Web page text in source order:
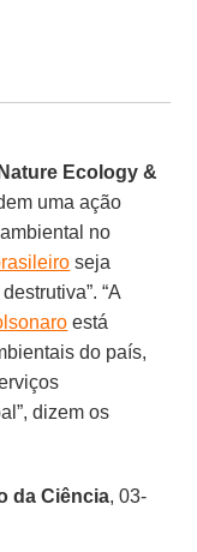
Nature Ecology &
uma ação
no
seja
“A
está
do país,
dizem os
da Ciência, 03-